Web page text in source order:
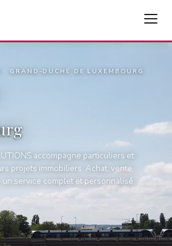
GRAND-DUCHÉ DE LUXEMBOURG
accompagne particuliers et
projets immobiliers. Achat, vente,
service complet et personnalisé.